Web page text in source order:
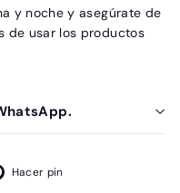
y noche y asegúrate de
de usar los productos
Hacer pin